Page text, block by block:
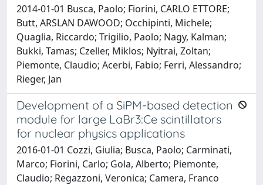
2014-01-01 Busca, Paolo; Fiorini, CARLO ETTORE;
Butt, ARSLAN DAWOOD; Occhipinti, Michele;
Quaglia, Riccardo; Trigilio, Paolo; Nagy, Kalman;
Bukki, Tamas; Czeller, Miklos; Nyitrai, Zoltan;
Piemonte, Claudio; Acerbi, Fabio; Ferri, Alessandro;
Rieger, Jan
Development of a SiPM-based detection
module for large LaBr3:Ce scintillators
for nuclear physics applications
2016-01-01 Cozzi, Giulia; Busca, Paolo; Carminati,
Marco; Fiorini, Carlo; Gola, Alberto; Piemonte,
Claudio; Regazzoni, Veronica; Camera, Franco